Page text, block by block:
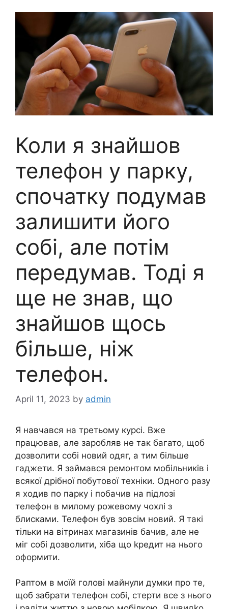
Коли я знайшов
телефон у парку,
спочатку подумав
залишити його
собі, але потім
передумав. Тоді я
ще не знав, що
знайшов щось
більше, ніж
телефон.
April 11, 2023 by admin
Я навчався на третьому курсі. Вже
працював, але заробляв не так багато, щоб
дозволити собі новий одяг, а тим більше
гаджети. Я займався ремонтом мобільників і
всякої дрібної побутової техніки. Одного разу
я ходив по парку і побачив на підлозі
телефон в милому рожевому чохлі з
блисками. Телефон був зовсім новий. Я такі
тільки на вітринах магазинів бачив, але не
міг собі дозволити, хіба що kредит на нього
оформити.
Раптом в моїй голові майнули думки про те,
щоб забрати телефон собі, стерти все з нього